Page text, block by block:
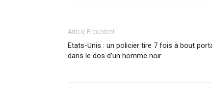
Article Précédent
Etats-Unis : un policier tire 7 fois à bout
dans le dos d’un homme noir